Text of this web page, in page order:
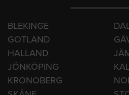
BLEKINGE
GOTLAND
HALLAND
JÖNKÖPING
KRONOBERG